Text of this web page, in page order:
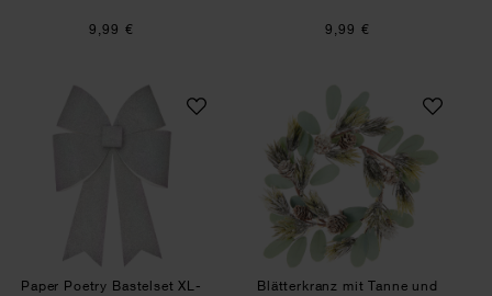
9,99 € 9,99 €
Paper Poetry Bastelset XL-Schleife Glitter
Paper Poetry Bastelset XL-
Blätterkranz mit
Blätterkranz mit Tanne und